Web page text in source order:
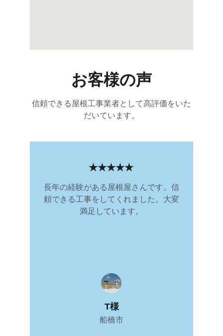
お客様の声
信頼できる屋根工事業者として高評価をいた
だいています。
長年の経験がある屋根屋さんです。信
頼できる工事をしてくれました。大変
満足しています。
T様
船橋市
★★★★★